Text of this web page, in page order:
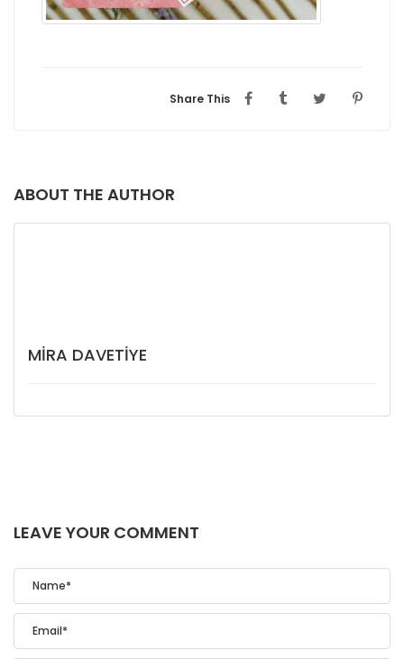
Share This
ABOUT THE AUTHOR
MIRA DAVETIYE
LEAVE YOUR COMMENT